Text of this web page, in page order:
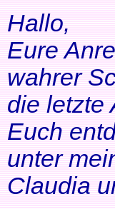
Hallo,
Eure
wahrer
die letzte
Euch
unter
Claudia